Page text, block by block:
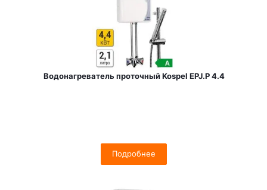
Водонагреватель проточный Kospel EPJ.P 4.4
Подробнее